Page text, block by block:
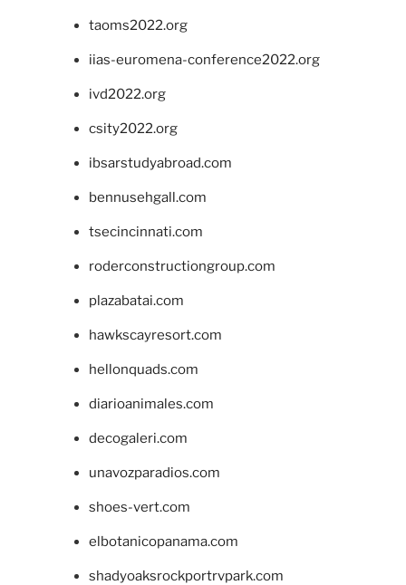
taoms2022.org
iias-euromena-conference2022.org
ivd2022.org
csity2022.org
ibsarstudyabroad.com
bennusehgall.com
tsecincinnati.com
roderconstructiongroup.com
plazabatai.com
hawkscayresort.com
hellonquads.com
diarioanimales.com
decogaleri.com
unavozparadios.com
shoes-vert.com
elbotanicopanama.com
shadyoaksrockportrvpark.com